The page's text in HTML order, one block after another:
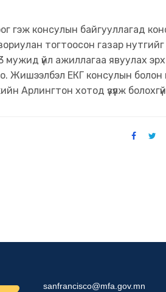
гэж консулын байгууллагад
тогтоосон газар
мужид үйл ажиллагаа явуулах
Жишээлбэл ЕКГ консулын болон
Арлингтон хотод үзүүлж
sanfrancisco@mfa.gov.mn